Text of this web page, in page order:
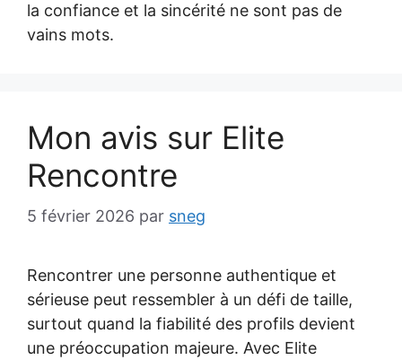
la confiance et la sincérité ne sont pas de
vains mots.
Mon avis sur Elite
Rencontre
5 février 2026 par sneg
Rencontrer une personne authentique et
sérieuse peut ressembler à un défi de taille,
surtout quand la fiabilité des profils devient
une préoccupation majeure. Avec Elite